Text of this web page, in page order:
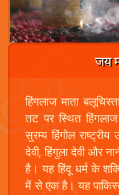
जय
हिंगलाज माता
तट पर स्थित
सुरम्य हिंगोल
देवी, हिंगुला देवी और
है। यह हिंदू धर्म के
में से एक है। यह